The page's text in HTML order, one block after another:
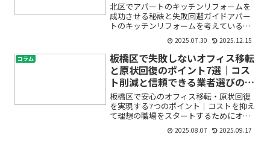
北区でアパートのキッチンリフォームを
成功させる秘訣と失敗回避ガイドアパー
トのキッチンリフォームを考えているけ
れど、「うまくいくか不安」「費用や工
事内容が分からない」「業者選びで失敗
したくない」と悩んでいませんか？特に
北区のアパートオーナーや...
2025.07.30 2025.12.15
コラム
板橋区で失敗しないオフィス移転
と原状回復のポイント7選｜コス
ト削減と信頼できる業者選びの秘
訣
板橋区で安心のオフィス移転・原状回復
を実現する7つのポイント｜コストを抑え
て理想の職場をスタートするためにオフ
ィスの移転や原状回復――。こう聞くと「何
から始めればいいの？」「費用や手続き
2025.08.07 2025.09.17